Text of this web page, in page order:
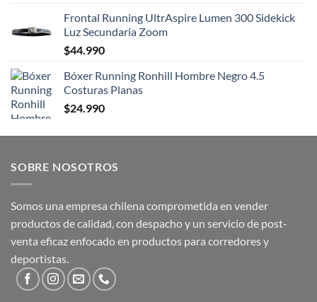
Frontal Running UltrAspire Lumen 300 Sidekick
Luz Secundaria Zoom
$44.990
Bóxer Running Ronhill Hombre Negro 4.5
Costuras Planas
$24.990
SOBRE NOSOTROS
Somos una empresa chilena comprometida en vender
productos de calidad, con despacho y un servicio de post-
venta eficaz enfocado en productos para corredores y
deportistas.